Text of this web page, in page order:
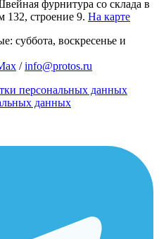
фурнитура со склада в
132, строение 9. На карте
суббота, воскресенье и
/info@protos.ru
персональных данных
данных